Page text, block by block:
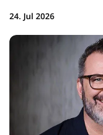
24. Jul 2026